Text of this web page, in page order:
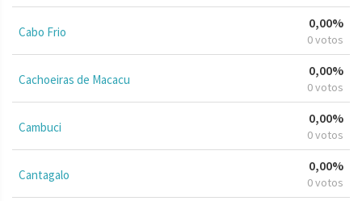
Cabo Frio
0,00%
0 votos
Cachoeiras de Macacu
0,00%
0 votos
Cambuci
0,00%
0 votos
Cantagalo
0,00%
0 votos